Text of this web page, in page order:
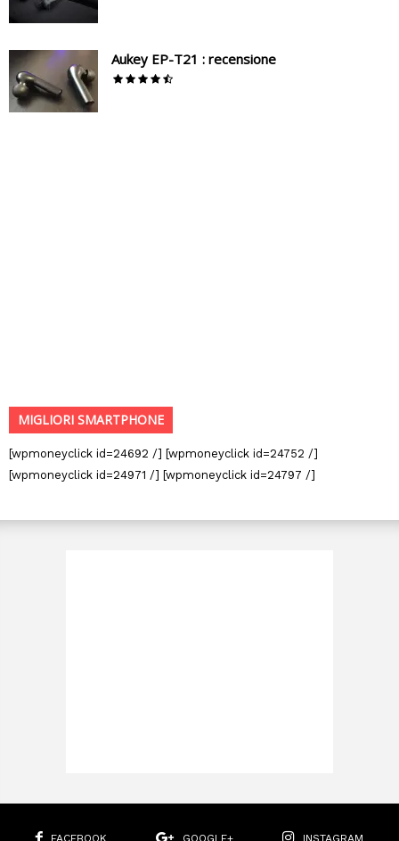
Aukey EP-T21 : recensione
MIGLIORI SMARTPHONE
[wpmoneyclick id=24692 /] [wpmoneyclick id=24752 /]
[wpmoneyclick id=24971 /] [wpmoneyclick id=24797 /]
FACEBOOK GOOGLE+ INSTAGRAM